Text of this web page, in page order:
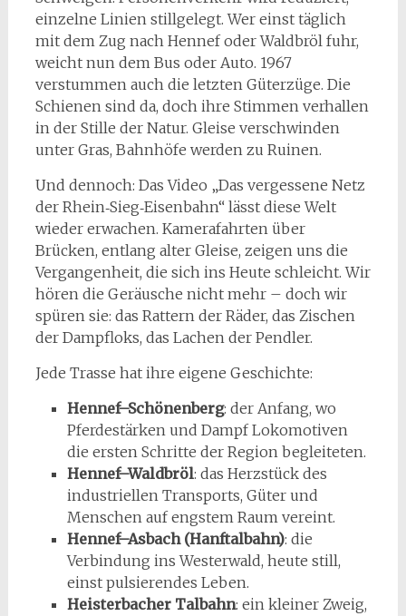
einzelne Linien stillgelegt. Wer einst täglich
mit dem Zug nach Hennef oder Waldbröl fuhr,
weicht nun dem Bus oder Auto. 1967
verstummen auch die letzten Güterzüge. Die
Schienen sind da, doch ihre Stimmen verhallen
in der Stille der Natur. Gleise verschwinden
unter Gras, Bahnhöfe werden zu Ruinen.
Und dennoch: Das Video „Das vergessene Netz
der Rhein‑Sieg‑Eisenbahn“ lässt diese Welt
wieder erwachen. Kamerafahrten über
Brücken, entlang alter Gleise, zeigen uns die
Vergangenheit, die sich ins Heute schleicht. Wir
hören die Geräusche nicht mehr – doch wir
spüren sie: das Rattern der Räder, das Zischen
der Dampfloks, das Lachen der Pendler.
Jede Trasse hat ihre eigene Geschichte:
Hennef–Schönenberg: der Anfang, wo
Pferdestärken und Dampf Lokomotiven
die ersten Schritte der Region begleiteten.
Hennef–Waldbröl: das Herzstück des
industriellen Transports, Güter und
Menschen auf engstem Raum vereint.
Hennef–Asbach (Hanftalbahn): die
Verbindung ins Westerwald, heute still,
einst pulsierendes Leben.
Heisterbacher Talbahn: ein kleiner Zweig,